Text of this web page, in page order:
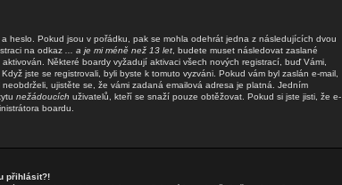
heslo. Pokud jsou v pořádku, pak se mohla odehrát jedna z následujících dvou
na odkaz
... a je mi méně než 13 let , budete muset následovat zaslané
Některé boardy vyžadují aktivaci všech nových registrací, buď Vámi,
jste se registrovali, byli byste k tomuto vyzváni. Pokud vám byl zaslán e-mail,
ujistěte se, že vámi zadaná emailová adresa je platná. Jedním
nežádoucích uživatelů, kteří se snaží pouze obtěžovat. Pokud si jste jisti, že e-
boardu.
přihlásit?!